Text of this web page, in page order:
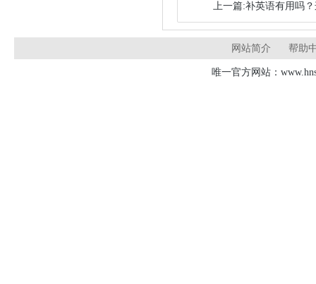
上一篇:补英语有用吗
网站简介 帮助
唯一官方网站：